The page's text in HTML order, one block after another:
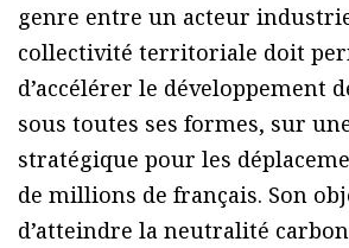
genre entre un acteur
collectivité territoriale doit
d’accélérer le développement
sous toutes ses formes, sur
stratégique pour les
de millions de français. Son
d’atteindre la neutralité